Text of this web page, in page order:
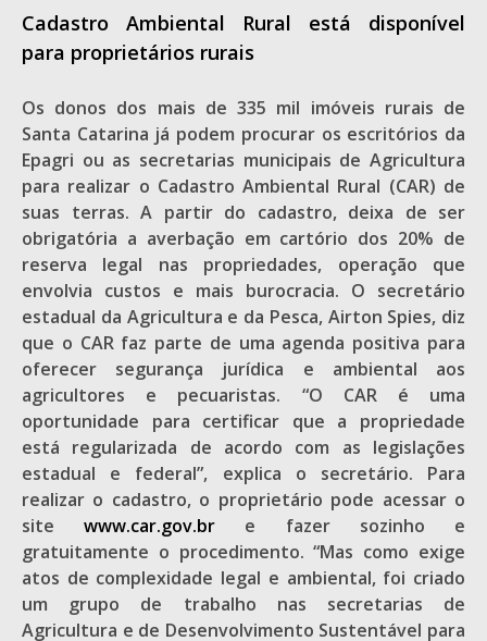
Cadastro Ambiental Rural está disponível
para proprietários rurais
Os donos dos mais de 335 mil imóveis rurais de
Santa Catarina já podem procurar os escritórios da
Epagri ou as secretarias municipais de Agricultura
para realizar o Cadastro Ambiental Rural (CAR) de
suas terras. A partir do cadastro, deixa de ser
obrigatória a averbação em cartório dos 20% de
reserva legal nas propriedades, operação que
envolvia custos e mais burocracia. O secretário
estadual da Agricultura e da Pesca, Airton Spies, diz
que o CAR faz parte de uma agenda positiva para
oferecer segurança jurídica e ambiental aos
agricultores e pecuaristas. “O CAR é uma
oportunidade para certificar que a propriedade
está regularizada de acordo com as legislações
estadual e federal”, explica o secretário. Para
realizar o cadastro, o proprietário pode acessar o
sitewww.car.gov.br e fazer sozinho e
gratuitamente o procedimento. “Mas como exige
atos de complexidade legal e ambiental, foi criado
um grupo de trabalho nas secretarias de
Agricultura e de Desenvolvimento Sustentável para